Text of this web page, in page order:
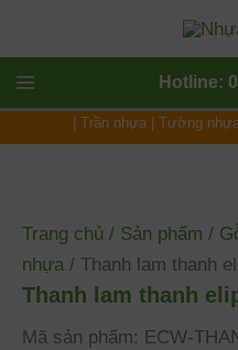
nội
dung
Main
Menu
Hotline:
| Trần nhựa | Tường nhựa
Trang chủ / Sản phẩm /
nhựa/ Thanh lam thanh
Thanh lam thanh
Mã sản phẩm: ECW-